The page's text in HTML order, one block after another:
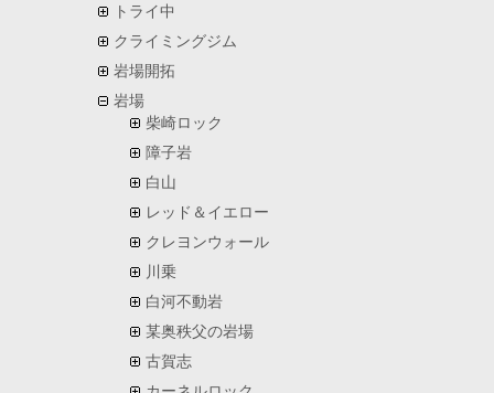
トライ中
クライミングジム
岩場開拓
岩場
柴崎ロック
障子岩
白山
レッド＆イエロー
クレヨンウォール
川乗
白河不動岩
某奥秩父の岩場
古賀志